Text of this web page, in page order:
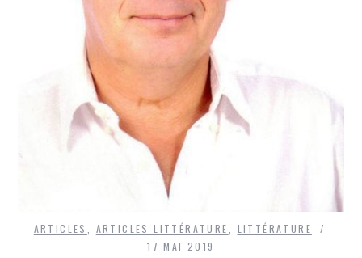
ARTICLES ARTICLES LITTÉRATURE
LITTÉRATURE
17 MAI 2019